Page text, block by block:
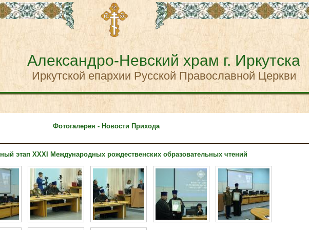
Александро-Невский храм г. Иркутска
Иркутской епархии Русской Православной Церкви
Фотогалерея - Новости Прихода
этап XXXI Международных рождественских образовательных чтений